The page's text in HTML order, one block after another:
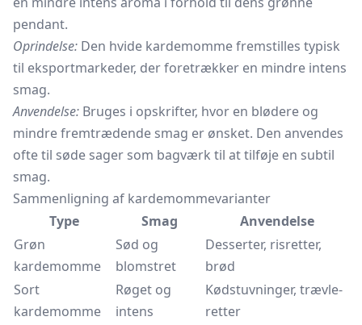
pendant.
Oprindelse: Den hvide kardemomme fremstilles typisk
til eksportmarkeder, der foretrækker en mindre intens
smag.
Anvendelse: Bruges i opskrifter, hvor en blødere og
mindre fremtrædende smag er ønsket. Den anvendes
ofte til søde sager som bagværk til at tilføje en subtil
smag.
Sammenligning af kardemommevarianter
Type
Smag
Anvendelse
Grøn
kardemomme
Sød og
blomstret
Desserter, risretter,
brød
Sort
kardemomme
Røget og
intens
Kødstuvninger, trævle-
retter